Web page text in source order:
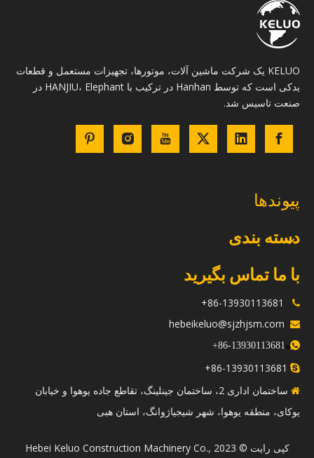
KELUO یک شرکت ماشین آلات، موتورها، تجهیزات مستعمل و قطعات
یدکی است که توسط Hanhan در ترکیب با HANJIU، Elephant در
صنعت تاسیس شد.
پیوندها
دسته بندی
با ما تماس بگیرید


hebeikeluo@sjzhjsm.com
ه 13930113681-86
+


ساختمان اداری 2، ساختمان جینلینگ، تقاطع جاده یوهوا و خیابان
یوکای، منطقه یوهوا، شهر شیجیاژوانگ، استان هبی
​کپی رایت © 2023 Hebei Keluo Construction Machinery Co.,